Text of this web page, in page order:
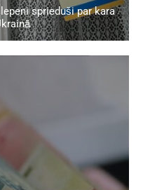
sprieduši par kara